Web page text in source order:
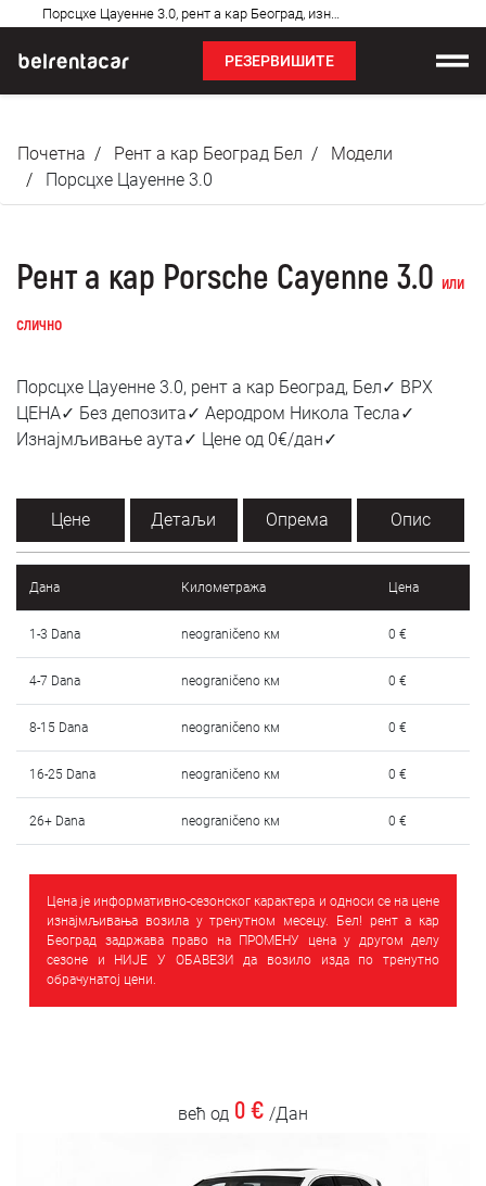
Порсцхе Цаyенне 3.0, рент а кар Београд, изнајмљивање аута: Бел✓
питања
РЕЗЕРВИШИТЕ
Цене
О нама
Најчешћа питања
Блог
Контакт
SRPSKI
СРПСКИ
ENGLISH
Почетна Рент а кар Београд Бел
Модели
Порсцхе Цаyенне 3.0
Рент а кар Porsche Cayenne 3.0 или
слично
Порсцхе Цаyенне 3.0, рент а кар Београд, Бел✓ ВРХ
ЦЕНА✓ Без депозита✓ Аеродром Никола Тесла✓
Изнајмљивање аута✓ Цене од 0€/дан✓
Цене Детаљи Опрема Опис
Дана Километража Цена
1-3 Dana neograničeno км 0 €
4-7 Dana neograničeno км 0 €
8-15 Dana neograničeno км 0 €
16-25 Dana neograničeno км 0 €
26+ Dana neograničeno км 0 €
Цена је информативно-сезонског карактера и односи се на цене
изнајмљивања возила у тренутном месецу. Бел! рент а кар
Београд задржава право на ПРОМЕНУ цена у другом делу
сезоне и НИЈЕ У ОБАВЕЗИ да возило изда по тренутно
обрачунатој цени.
већ од 0 € /Дан